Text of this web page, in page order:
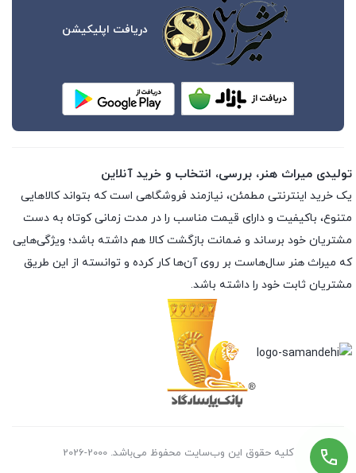
دریافت اپلیکیشن
تولیدی میراث هنر، بررسی، انتخاب و خرید آنلاین
یک خرید اینترنتی مطمئن، نیازمند فروشگاهی است که بتواند کالاهایی
متنوع، باکیفیت و دارای قیمت مناسب را در مدت زمانی کوتاه به دست
مشتریان خود برساند و ضمانت بازگشت کالا هم داشته باشد؛ ویژگی‌هایی
که میراث هنر سال‌هاست بر روی آن‌ها کار کرده و توانسته از این طریق
مشتریان ثابت خود را داشته باشد.
کلیه حقوق این وب‌سایت محفوظ می‌باشد. 2000-2026